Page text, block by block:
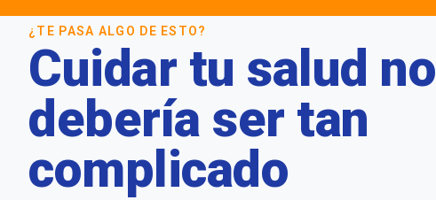
¿TE PASA ALGO DE ESTO?
Cuidar tu salud no
debería ser tan
complicado